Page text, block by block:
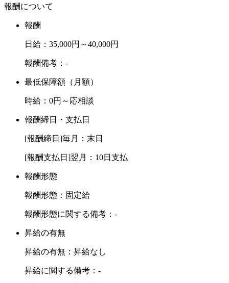
報酬について
報酬
日給：35,000円～40,000円
報酬備考：-
最低保障額（月額）
時給：0円～応相談
報酬締日・支払日
[報酬締日]毎月：末日
[報酬支払日]翌月：10日支払
報酬形態
報酬形態：固定給
報酬形態に関する備考：-
昇給の有無
昇給の有無：昇給なし
昇給に関する備考：-